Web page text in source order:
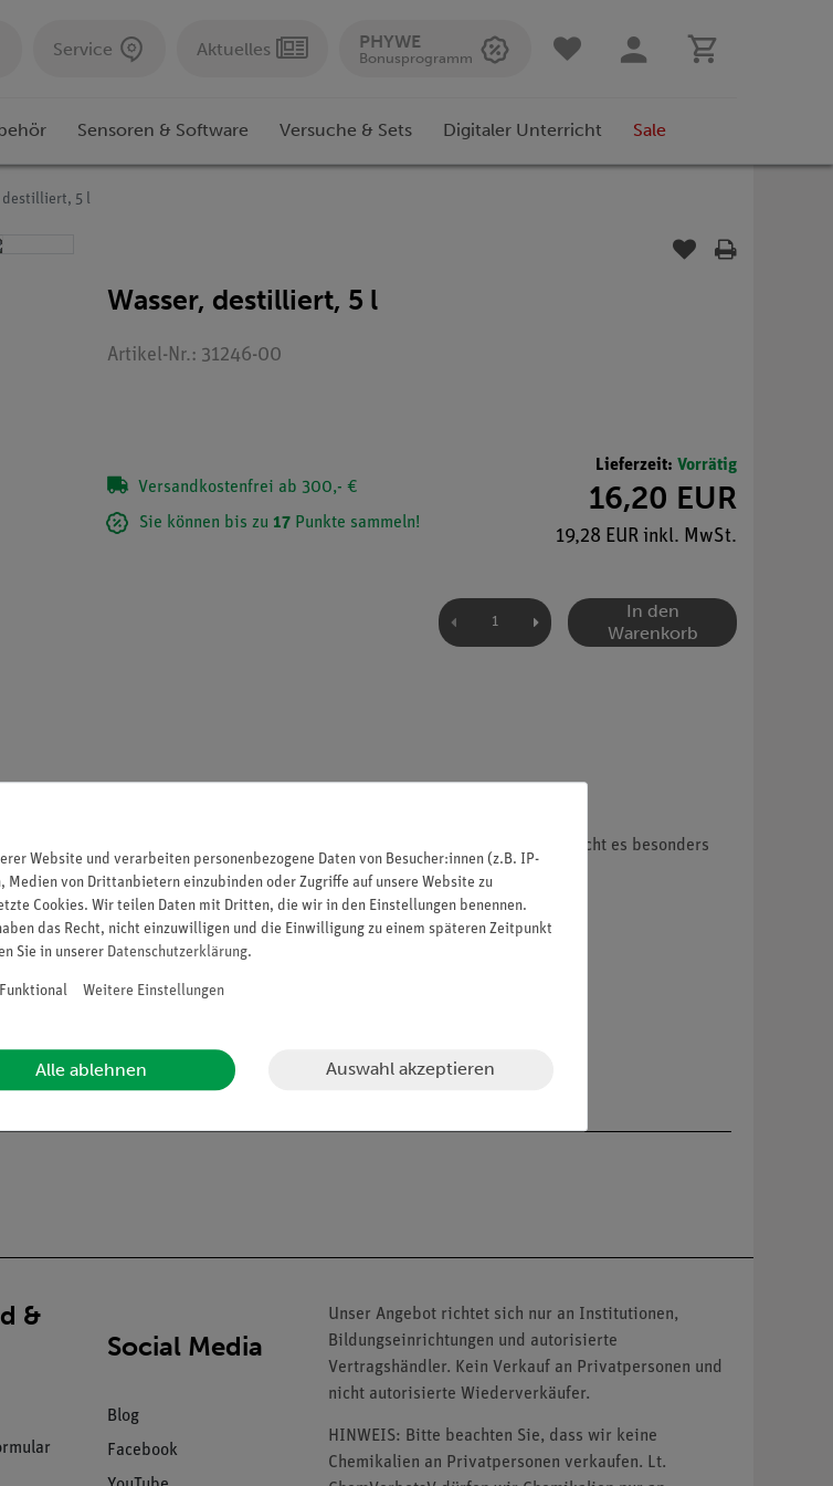
Service Aktuelles PHYWE
Bonusprogramm
Sensoren & Software Versuche & Sets Digitaler Unterricht Sale
destilliert, 5 l
Wasser, destilliert, 5 l
Artikel-Nr.: 31246-00
Versandkostenfrei ab 300,- €
Sie können bis zu 17 Punkte sammeln!
Lieferzeit: Vorrätig
16,20 EUR
19,28 EUR inkl. MwSt.
In den
Warenkorb
naturwissenschaftliche Experimente in Schulen. Diese hohe Reinheit macht es besonders
und Physik.
durch Mineralien oder Verunreinigungen.
und Korrosion.
die Ergebnisse von Experimenten verfälschen.
&
Social Media
Blog
Facebook
Unser Angebot richtet sich nur an Institutionen,
Bildungseinrichtungen und autorisierte
Vertragshändler. Kein Verkauf an Privatpersonen und
nicht autorisierte Wiederverkäufer.
HINWEIS: Bitte beachten Sie, dass wir keine
Chemikalien an Privatpersonen verkaufen. Lt.
Website und verarbeiten personenbezogene Daten von Besucher:innen (z.B. IP-
von Drittanbietern einzubinden oder Zugriffe auf unsere Website zu
Cookies. Wir teilen Daten mit Dritten, die wir in den Einstellungen benennen.
das Recht, nicht einzuwilligen und die Einwilligung zu einem späteren Zeitpunkt
Sie in unserer Daten­schutz­erklärung.
Funktional Weitere Einstellungen
Alle ablehnen Auswahl akzeptieren